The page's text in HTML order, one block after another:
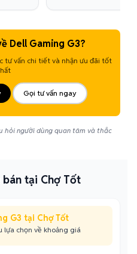
Dell Gaming G3?
tư vấn chi tiết và nhận ưu đãi tốt
Gọi tư vấn ngay
hỏi người dùng quan tâm và thắc
tại Chợ Tốt
G3 tại Chợ Tốt
lựa chọn về khoảng giá